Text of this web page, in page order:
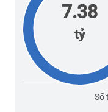
7.38
tỷ
Số